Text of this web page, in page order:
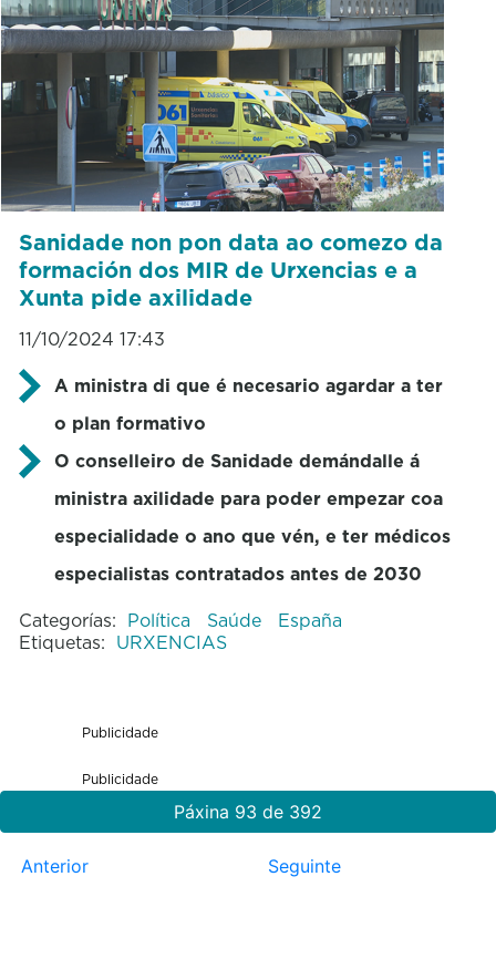
Sanidade non pon data ao comezo da
formación dos MIR de Urxencias e a
Xunta pide axilidade
11/10/2024 17:43
A ministra di que é necesario agardar a ter
o plan formativo
O conselleiro de Sanidade demándalle á
ministra axilidade para poder empezar coa
especialidade o ano que vén, e ter médicos
especialistas contratados antes de 2030
Categorías: Política Saúde
España
Etiquetas: URXENCIAS
Publicidade
Publicidade
Páxina 93 de 392
Anterior Seguinte